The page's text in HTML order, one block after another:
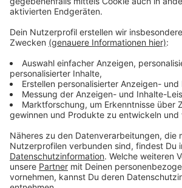
ausmacht. So z.B. in der Rheindorfer
Opladen. Ein runder Tisch bei der
unterdessen darüber nach, wie man
geringem Einkommen angesichts der
Energiekosten unbürokratisch helfen
Tisch sitzen unter anderem die EVL,
und die Schuldnerberatung. Erste
Anzeige